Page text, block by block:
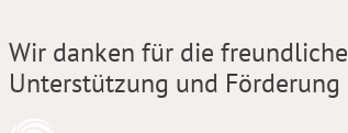
Wir danken für die freundliche
Unterstützung und Förderung